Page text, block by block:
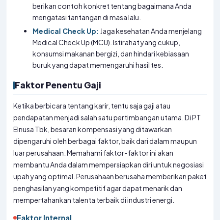
berikan contoh konkret tentang bagaimana Anda
mengatasi tantangan di masa lalu.
Medical Check Up: Jaga kesehatan Anda menjelang
Medical Check Up (MCU). Istirahat yang cukup,
konsumsi makanan bergizi, dan hindari kebiasaan
buruk yang dapat memengaruhi hasil tes.
Faktor Penentu Gaji
Ketika berbicara tentang karir, tentu saja gaji atau
pendapatan menjadi salah satu pertimbangan utama. Di PT
Elnusa Tbk, besaran kompensasi yang ditawarkan
dipengaruhi oleh berbagai faktor, baik dari dalam maupun
luar perusahaan. Memahami faktor-faktor ini akan
membantu Anda dalam mempersiapkan diri untuk negosiasi
upah yang optimal. Perusahaan berusaha memberikan paket
penghasilan yang kompetitif agar dapat menarik dan
mempertahankan talenta terbaik di industri energi.
Faktor Internal